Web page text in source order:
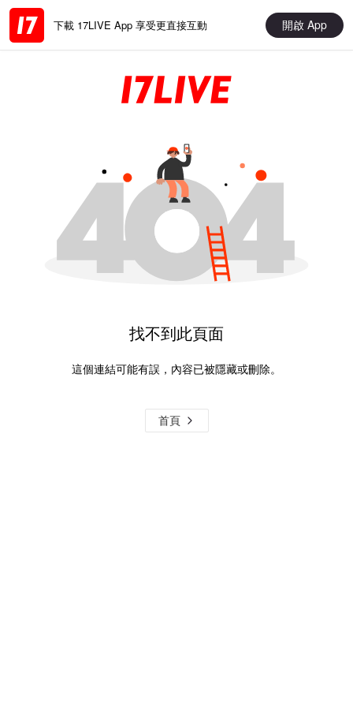
下載 17LIVE App 享受更直接互動 開啟 App
找不到此頁面
這個連結可能有誤，內容已被隱藏或刪除。
首頁